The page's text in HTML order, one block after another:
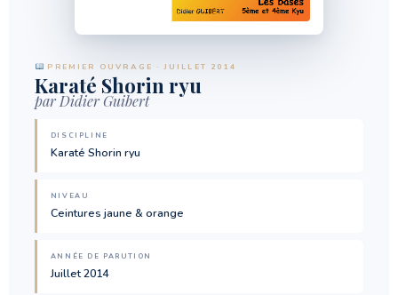
PREMIER OUVRAGE · JUILLET 2014
Karaté Shorin ryu
par Didier Guibert
DISCIPLINE
Karaté Shorin ryu
NIVEAU
Ceintures jaune & orange
ANNÉE DE PARUTION
Juillet 2014